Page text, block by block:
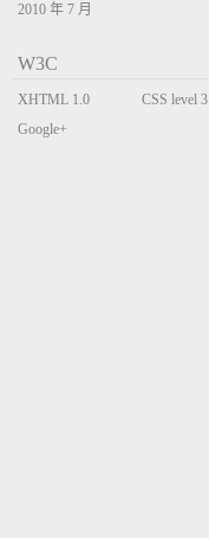
2010 年 7 月
W3C
XHTML 1.0
Transitional
CSS level 3
Google+